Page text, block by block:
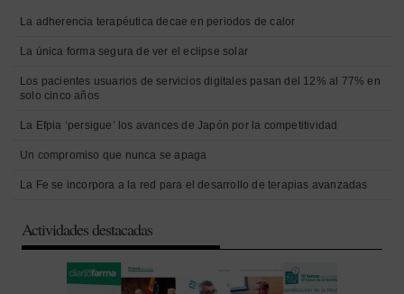
La adherencia terapéutica decae en periodos de calor
La única forma segura de ver el eclipse solar
Los pacientes usuarios de servicios digitales pasan del 12% al 77% en
solo cinco años
La Efpia ‘persigue’ los avances de Japón por la competitividad
Un compromiso que nunca se apaga
La Fe se incorpora a la red para el desarrollo de terapias avanzadas
Actividades destacadas